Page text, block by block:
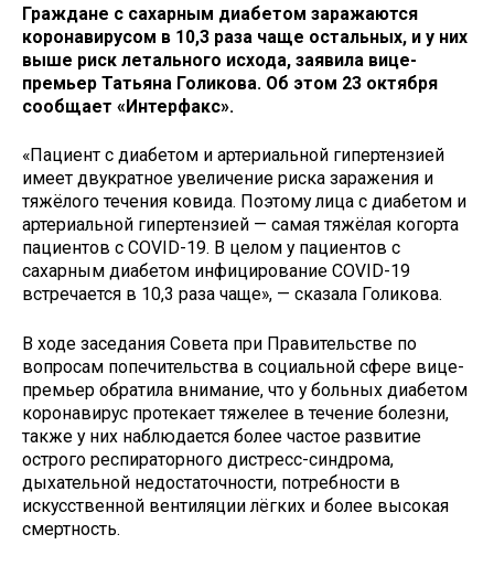
Граждане с сахарным диабетом заражаются
коронавирусом в 10,3 раза чаще остальных, и у них
выше риск летального исхода, заявила вице-
премьер Татьяна Голикова. Об этом 23 октября
сообщает «Интерфакс».
«Пациент с диабетом и артериальной гипертензией
имеет двукратное увеличение риска заражения и
тяжёлого течения ковида. Поэтому лица с диабетом и
артериальной гипертензией — самая тяжёлая когорта
пациентов с COVID-19. В целом у пациентов с
сахарным диабетом инфицирование COVID-19
встречается в 10,3 раза чаще», — сказала Голикова.
В ходе заседания Совета при Правительстве по
вопросам попечительства в социальной сфере вице-
премьер обратила внимание, что у больных диабетом
коронавирус протекает тяжелее в течение болезни,
также у них наблюдается более частое развитие
острого респираторного дистресс-синдрома,
дыхательной недостаточности, потребности в
искусственной вентиляции лёгких и более высокая
смертность.